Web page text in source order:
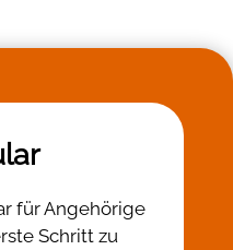
für Angehörige
Schritt zu